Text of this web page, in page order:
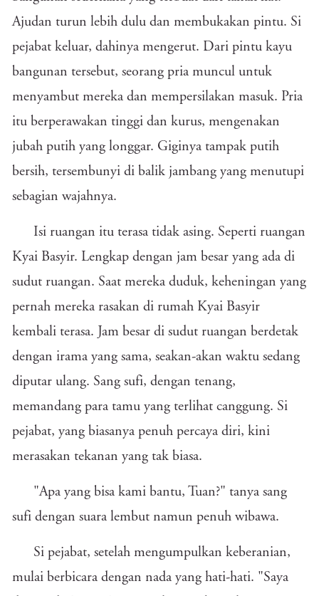
Ajudan turun lebih dulu dan membukakan pintu. Si
pejabat keluar, dahinya mengerut. Dari pintu kayu
bangunan tersebut, seorang pria muncul untuk
menyambut mereka dan mempersilakan masuk. Pria
itu berperawakan tinggi dan kurus, mengenakan
jubah putih yang longgar. Giginya tampak putih
bersih, tersembunyi di balik jambang yang menutupi
sebagian wajahnya.
Isi ruangan itu terasa tidak asing. Seperti ruangan
Kyai Basyir. Lengkap dengan jam besar yang ada di
sudut ruangan. Saat mereka duduk, keheningan yang
pernah mereka rasakan di rumah Kyai Basyir
kembali terasa. Jam besar di sudut ruangan berdetak
dengan irama yang sama, seakan-akan waktu sedang
diputar ulang. Sang sufi, dengan tenang,
memandang para tamu yang terlihat canggung. Si
pejabat, yang biasanya penuh percaya diri, kini
merasakan tekanan yang tak biasa.
"Apa yang bisa kami bantu, Tuan?" tanya sang
sufi dengan suara lembut namun penuh wibawa.
Si pejabat, setelah mengumpulkan keberanian,
mulai berbicara dengan nada yang hati-hati. "Saya